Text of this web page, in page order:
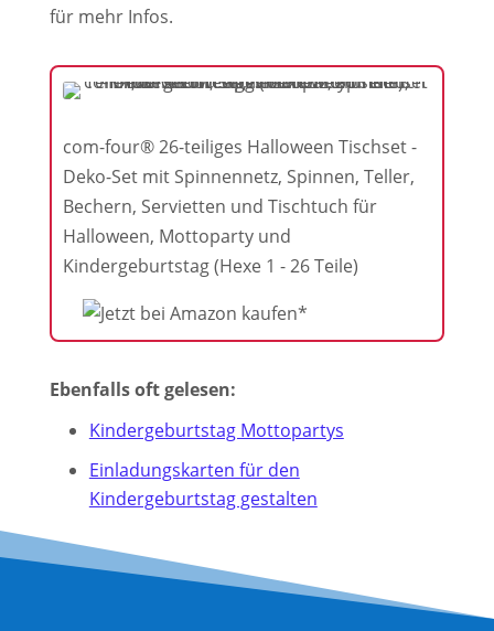
für mehr Infos.
com-four® 26-teiliges Halloween Tischset -
Deko-Set mit Spinnennetz, Spinnen, Teller,
Bechern, Servietten und Tischtuch für
Halloween, Mottoparty und
Kindergeburtstag (Hexe 1 - 26 Teile)
Ebenfalls oft gelesen:
Kindergeburtstag Mottopartys
Einladungskarten für den
Kindergeburtstag gestalten